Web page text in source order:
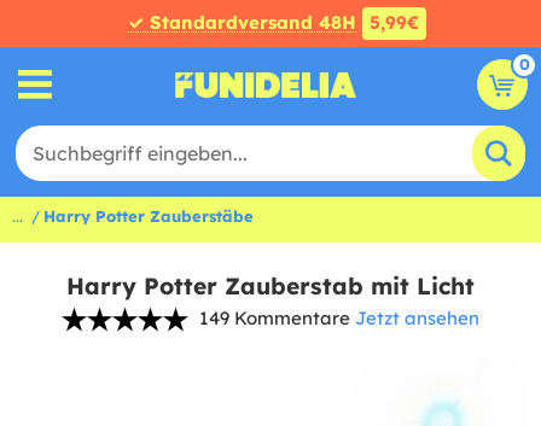
✓ Standardversand 48H 5,99€
0
... Harry Potter Zauberstäbe
Harry Potter Zauberstab mit Licht
149 Kommentare Jetzt ansehen